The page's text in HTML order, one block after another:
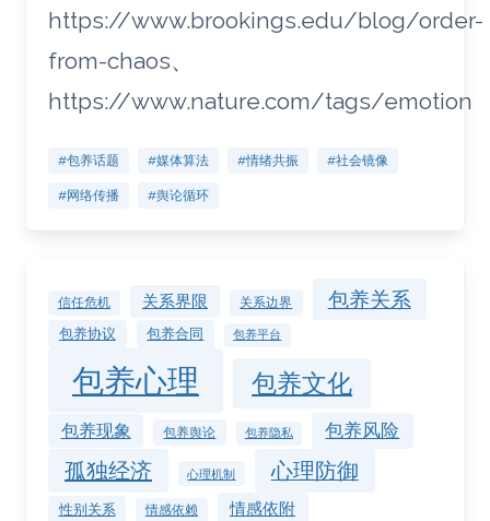
https://www.brookings.edu/blog/order-
from-chaos、
https://www.nature.com/tags/emotion
#包养话题 #媒体算法 #情绪共振 #社会镜像
#网络传播 #舆论循环
信任危机 关系界限 关系边界 包养关系
包养协议 包养合同 包养平台
包养心理 包养文化
包养现象 包养舆论 包养隐私 包养风险
孤独经济 心理机制 心理防御
性别关系 情感依赖 情感依附